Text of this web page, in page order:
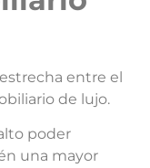
entre el
de lujo.
poder
una mayor